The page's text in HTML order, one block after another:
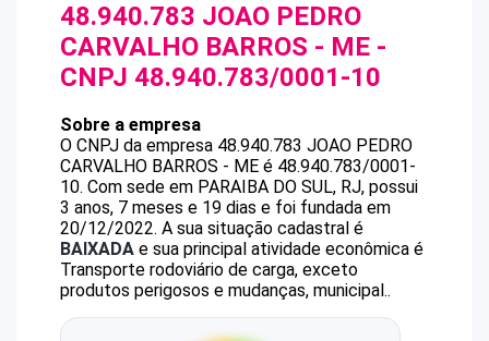
48.940.783 JOAO PEDRO
CARVALHO BARROS - ME -
CNPJ 48.940.783/0001-10
Sobre a empresa
O CNPJ da empresa 48.940.783 JOAO PEDRO
CARVALHO BARROS - ME é 48.940.783/0001-
10. Com sede em PARAIBA DO SUL, RJ, possui
3 anos, 7 meses e 19 dias e foi fundada em
20/12/2022. A sua situação cadastral é
BAIXADA e sua principal atividade econômica é
Transporte rodoviário de carga, exceto
produtos perigosos e mudanças, municipal..